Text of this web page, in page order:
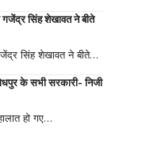
सिंह शेखावत ने बीते
सिंह शेखावत ने बीते…
के सभी सरकारी- निजी
हो गए…